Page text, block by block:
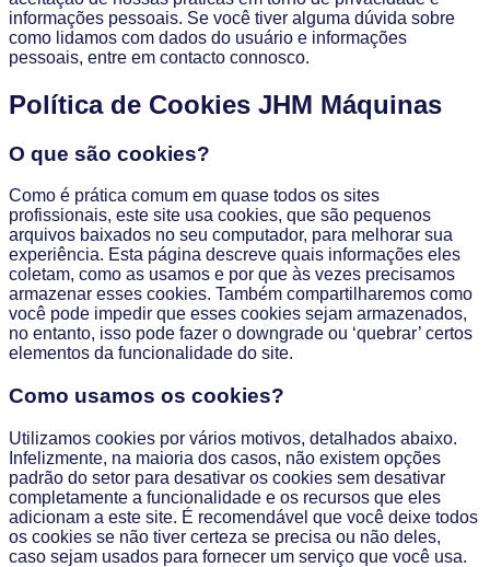
informações pessoais. Se você tiver alguma dúvida sobre
como lidamos com dados do usuário e informações
pessoais, entre em contacto connosco.
Política de Cookies JHM Máquinas
O que são cookies?
Como é prática comum em quase todos os sites
profissionais, este site usa cookies, que são pequenos
arquivos baixados no seu computador, para melhorar sua
experiência. Esta página descreve quais informações eles
coletam, como as usamos e por que às vezes precisamos
armazenar esses cookies. Também compartilharemos como
você pode impedir que esses cookies sejam armazenados,
no entanto, isso pode fazer o downgrade ou ‘quebrar’ certos
elementos da funcionalidade do site.
Como usamos os cookies?
Utilizamos cookies por vários motivos, detalhados abaixo.
Infelizmente, na maioria dos casos, não existem opções
padrão do setor para desativar os cookies sem desativar
completamente a funcionalidade e os recursos que eles
adicionam a este site. É recomendável que você deixe todos
os cookies se não tiver certeza se precisa ou não deles,
caso sejam usados ​​para fornecer um serviço que você usa.